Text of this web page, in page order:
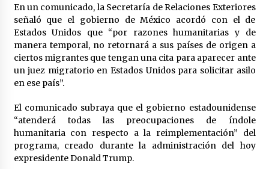
México libraría posible arancel de EE.UU. en
85% de sus exportaciones
2 meses atrás
En un comunicado, la Secretaría de Relaciones Exteriores
señaló que el gobierno de México acordó con el de
Estados Unidos que “por razones humanitarias y de
manera temporal, no retornará a sus países de origen a
ciertos migrantes que tengan una cita para aparecer ante
un juez migratorio en Estados Unidos para solicitar asilo
en ese país”.
El comunicado subraya que el gobierno estadounidense
“atenderá todas las preocupaciones de índole
humanitaria con respecto a la reimplementación” del
programa, creado durante la administración del hoy
expresidente Donald Trump.